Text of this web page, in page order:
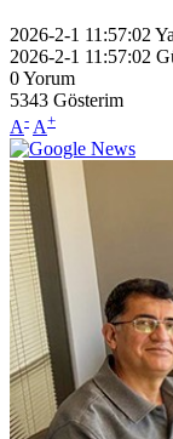
2026-2-1 11:57:02
2026-2-1 11:57:02
0Yorum
5343 Gösterim
A- A+